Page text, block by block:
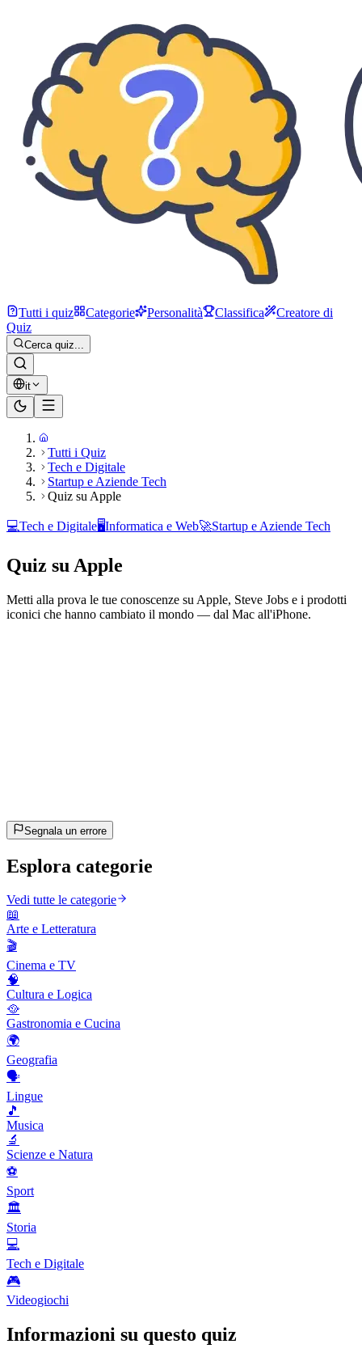
Tutti i quiz Categorie Personalità Classifica
Creatore di
Quiz
Cerca quiz...
it
Tutti i Quiz
Tech e Digitale
Startup e Aziende Tech
Quiz su Apple
💻Tech e Digitale🖥️Informatica e Web🚀Startup e Aziende Tech
Quiz su Apple
Metti alla prova le tue conoscenze su Apple, Steve Jobs e i prodotti
iconici che hanno cambiato il mondo — dal Mac all'iPhone.
Segnala un errore
Esplora categorie
Vedi tutte le categorie
📖
Arte e Letteratura
🎬
Cinema e TV
🧠
Cultura e Logica
🥘
Gastronomia e Cucina
🌍
Geografia
🗣️
Lingue
🎵
Musica
🔬
Scienze e Natura
⚽
Sport
🏛️
Storia
💻
Tech e Digitale
🎮
Videogiochi
Informazioni su questo quiz